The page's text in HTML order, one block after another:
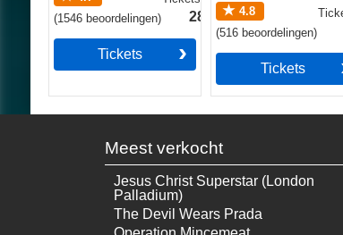
(1546beoordelingen) 28.49€
Tickets
4.8
(516 beoordelingen)
Tickets
Meest verkocht
Jesus Christ Superstar (London
Palladium)
The Devil Wears Prada